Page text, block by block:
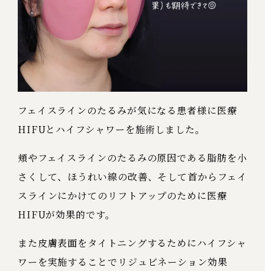
フェイスラインのたるみが気になる患者様に医療
HIFUとハイフシャワーを施術しました。
頬やフェイスラインのたるみの原因である脂肪を小
さくして、ほうれい線の改善、そして首からフェイ
スラインにかけてのリフトアップのために医療
HIFUが効果的です。
また皮膚表面をタイトニングするためにハイフシャ
ワーを実施することでリジュビネーション効果